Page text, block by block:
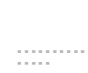
＝＝＝＝＝＝＝＝＝
＝＝＝＝＝